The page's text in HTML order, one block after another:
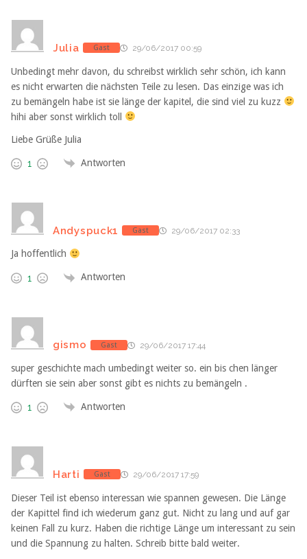
Julia Gast 29/06/2017 00:59
Unbedingt mehr davon, du schreibst wirklich sehr schön, ich kann
es nicht erwarten die nächsten Teile zu lesen. Das einzige was ich
zu bemängeln habe ist sie länge der kapitel, die sind viel zu kuzz
hihi aber sonst wirklich toll
Liebe Grüße Julia
1 Antworten
Andyspuck1 Gast 29/06/2017 02:33
Ja hoffentlich
1 Antworten
gismo Gast 29/06/2017 17:44
super geschichte mach umbedingt weiter so. ein bis chen länger
dürften sie sein aber sonst gibt es nichts zu bemängeln .
1 Antworten
Harti Gast 29/06/2017 17:59
Dieser Teil ist ebenso interessan wie spannen gewesen. Die Länge
der Kapittel find ich wiederum ganz gut. Nicht zu lang und auf gar
keinen Fall zu kurz. Haben die richtige Länge um interessant zu sein
und die Spannung zu halten. Schreib bitte bald weiter.